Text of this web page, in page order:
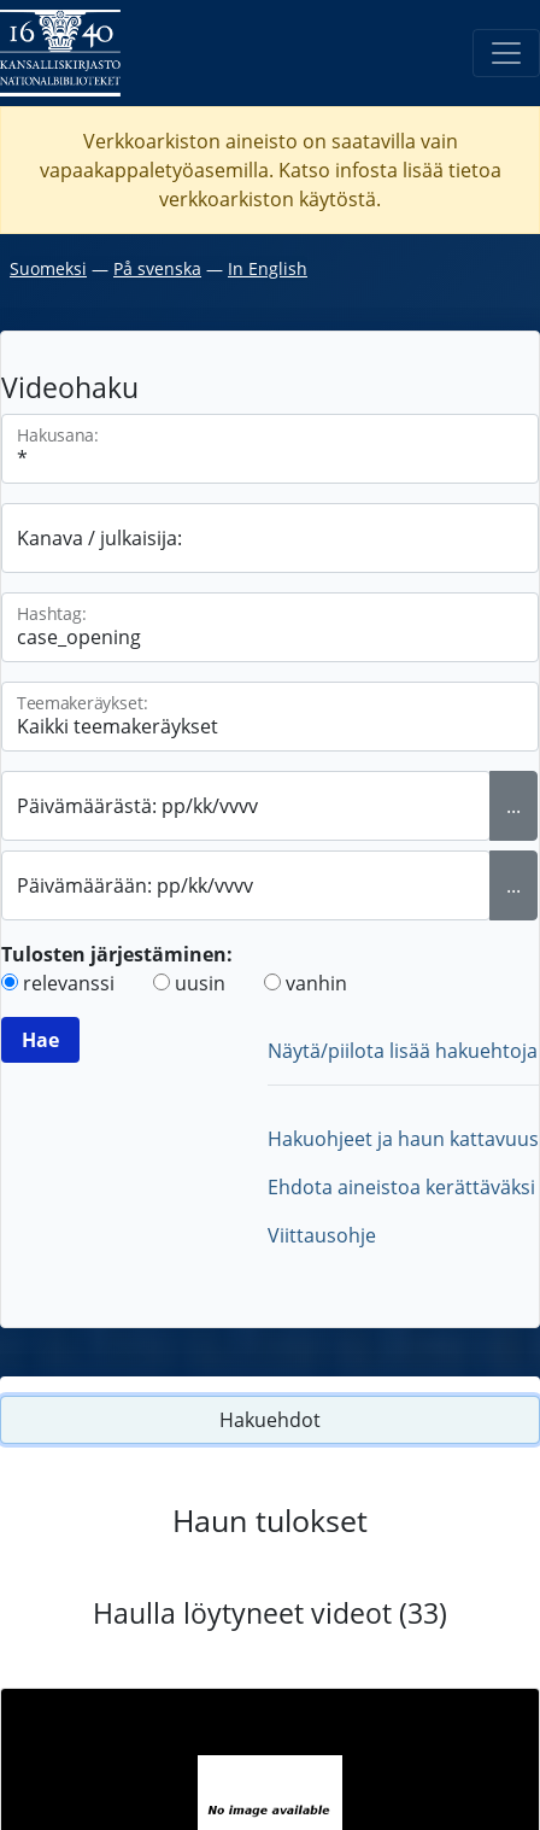
Verkkoarkiston aineisto on saatavilla vain
vapaakappaletyöasemilla. Katso infosta lisää tietoa
verkkoarkiston käytöstä.
Suomeksi ― På svenska ― In English
Videohaku
Hakusana:
Kanava / julkaisija:
Hashtag:
Teemakeräykset:
Päivämäärästä: pp/kk/vvvv ...
Päivämäärään: pp/kk/vvvv ...
Tulosten järjestäminen:
relevanssi
uusin vanhin
Näytä/piilota lisää hakuehtoja
Hakuohjeet ja haun kattavuus
Ehdota aineistoa kerättäväksi
Viittausohje
Hakuehdot
Haun tulokset
Haulla löytyneet videot (33)